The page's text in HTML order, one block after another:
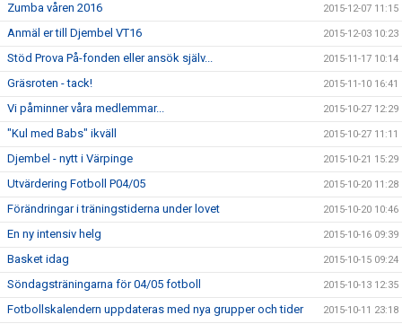
Zumba våren 2016 2015-12-07 11:15
Anmäl er till Djembel VT16 2015-12-03 10:23
Stöd Prova På-fonden eller ansök själv... 2015-11-17 10:14
Gräsroten - tack! 2015-11-10 16:41
Vi påminner våra medlemmar... 2015-10-27 12:29
"Kul med Babs" ikväll 2015-10-27 11:11
Djembel - nytt i Värpinge 2015-10-21 15:29
Utvärdering Fotboll P04/05 2015-10-20 11:28
Förändringar i träningstiderna under lovet 2015-10-20 10:46
En ny intensiv helg 2015-10-16 09:39
Basket idag 2015-10-15 09:24
Söndagsträningarna för 04/05 fotboll 2015-10-13 12:35
Fotbollskalendern uppdateras med nya grupper och tider 2015-10-11 23:18